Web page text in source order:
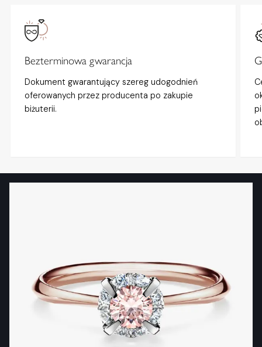
Bezterminowa gwarancja
Dokument gwarantujący szereg udogodnień
oferowanych przez producenta po zakupie
biżuterii.